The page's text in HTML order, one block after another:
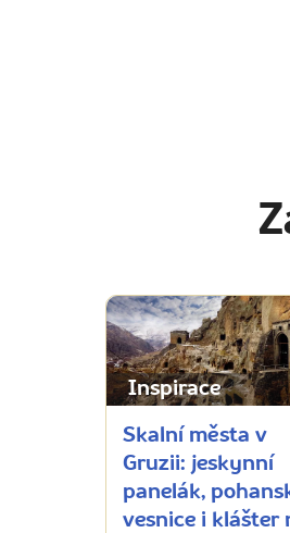
Inspirace
Skalní města v
Gruzii: jeskynní
panelák,
vesnice i klášter